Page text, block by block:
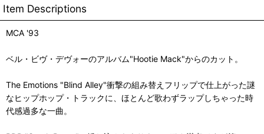
Item Descriptions
MCA '93
ベル・ビヴ・デヴォーのアルバム"Hootie Mack"からのカット。
The Emotions "Blind Alley"衝撃の組み替えフリップで仕上がった謎
なヒップホップ・トラックに、ほとんど歌わずラップしちゃった時
代感過多な一曲。